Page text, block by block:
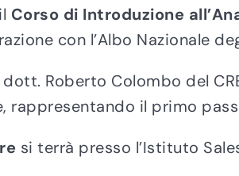
Corso di Introduzione
con l’Albo Nazionale
Roberto Colombo del
rappresentando il primo
si terrà presso l’Istituto